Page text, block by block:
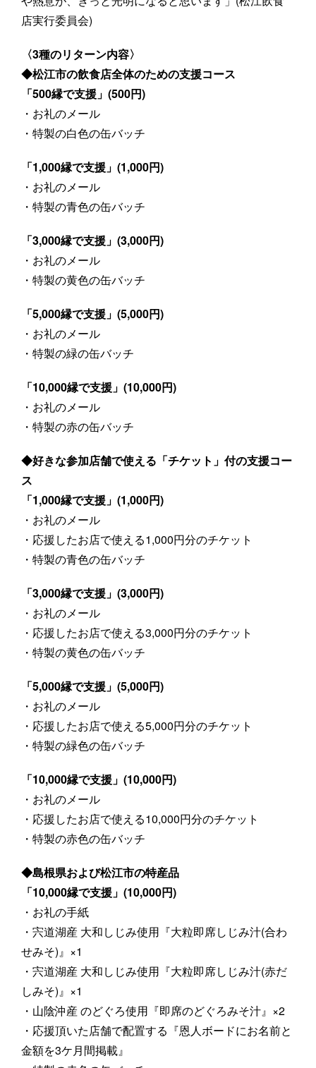
店実行委員会)
〈3種のリターン内容〉
◆松江市の飲食店全体のための支援コース
「500縁で支援」(500円)
・お礼のメール
・特製の白色の缶バッチ
「1,000縁で支援」(1,000円)
・お礼のメール
・特製の青色の缶バッチ
「3,000縁で支援」(3,000円)
・お礼のメール
・特製の黄色の缶バッチ
「5,000縁で支援」(5,000円)
・お礼のメール
・特製の緑の缶バッチ
「10,000縁で支援」(10,000円)
・お礼のメール
・特製の赤の缶バッチ
◆好きな参加店舗で使える「チケット」付の支援コー
ス
「1,000縁で支援」(1,000円)
・お礼のメール
・応援したお店で使える1,000円分のチケット
・特製の青色の缶バッチ
「3,000縁で支援」(3,000円)
・お礼のメール
・応援したお店で使える3,000円分のチケット
・特製の黄色の缶バッチ
「5,000縁で支援」(5,000円)
・お礼のメール
・応援したお店で使える5,000円分のチケット
・特製の緑色の缶バッチ
「10,000縁で支援」(10,000円)
・お礼のメール
・応援したお店で使える10,000円分のチケット
・特製の赤色の缶バッチ
◆島根県および松江市の特産品
「10,000縁で支援」(10,000円)
・お礼の手紙
・宍道湖産 大和しじみ使用『大粒即席しじみ汁(合わ
せみそ)』×1
・宍道湖産 大和しじみ使用『大粒即席しじみ汁(赤だ
しみそ)』×1
・山陰沖産 のどぐろ使用『即席のどぐろみそ汁』×2
・応援頂いた店舗で配置する『恩人ボードにお名前と
金額を3ケ月間掲載』